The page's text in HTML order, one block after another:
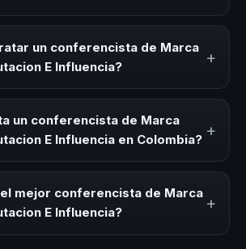
que comparte conocimiento,
sobre este tema en eventos
y seminarios. Su objetivo es
inspiración y herramientas aplicables
un conferencista de Marca
E Influencia?
+
para kick-offs, convenciones
de desarrollo, eventos de integración
necesita impulsar un cambio
con esta temática.
un conferencista de Marca
E Influencia en Colombia? +
o virtual) y la duración del evento.
ofrecemos asesoría estratégica sin
en menos de 24 horas adaptada a
mejor conferencista de Marca
E Influencia?
+